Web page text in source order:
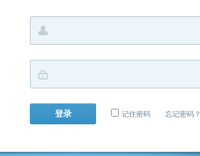
记住密码 忘记密码